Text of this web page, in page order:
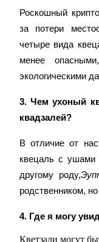
USDT Flexible
BTC New User
Больше событий
Роскошный
за потери
четыре вида
менее
экологическими
3. Чем ухоный
квадзалей?
В отличие от
квецаль с
другому роду,
родственником,
4. Где я могу
Кветзали могут